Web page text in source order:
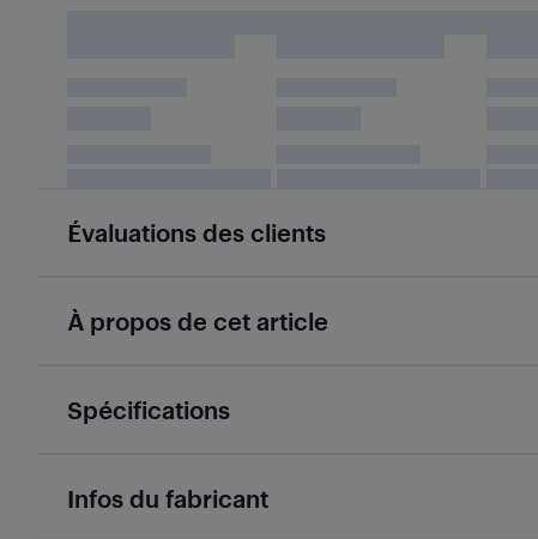
Évaluations des clients
À propos de cet article
Spécifications
Infos du fabricant